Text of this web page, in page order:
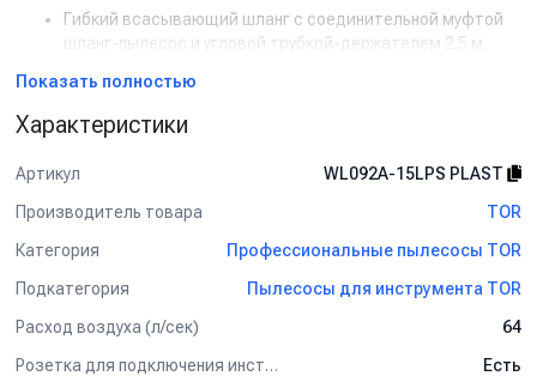
Гибкий всасывающий шланг с соединительной муфтой
шланг-пылесос и угловой трубкой-держателем 2.5 м.
Универсальная напольная насадка (щетина, резинка, 2
Насадка-щётка полукруглая для уборки
труднодоступных мест и батарей.
Щелевая насадка 125 мм.
Поворотные колеса малые (4 шт).
Поролоновая защита мотора от вспенивания на
поплавкой камере (1 шт).
Показать полностью
Характеристики
Артикул
WL092A-15LPS PLAST
Производитель товара
TOR
Категория
Профессиональные пылесосы TOR
Подкатегория
Пылесосы для инструмента TOR
Расход воздуха (л/сек)
64
Розетка для подключения инструмента
Есть